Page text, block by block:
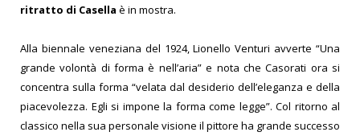
ritratto di Casella è in mostra.
Alla biennale veneziana del 1924, Lionello Venturi avverte “Una
grande volontà di forma è nell’aria” e nota che Casorati ora si
concentra sulla forma “velata dal desiderio dell’eleganza e della
piacevolezza. Egli si impone la forma come legge”. Col ritorno al
classico nella sua personale visione il pittore ha grande successo